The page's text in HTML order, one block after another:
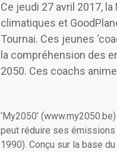
Ce jeudi 27 avril 2017,
climatiques et
Tournai. Ces jeunes
la compréhension des
2050. Ces coachs
‘My2050’
peut réduire ses émissions
1990). Conçu sur la base